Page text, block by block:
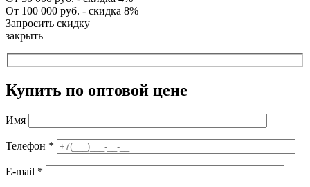
От 100 000 руб. - скидка 8%
Запросить скидку
закрыть
Купить по оптовой цене
Имя
Телефон *
E-mail *